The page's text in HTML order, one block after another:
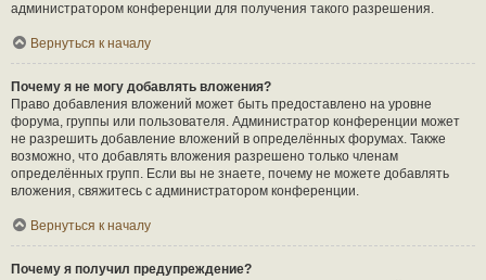
администратором конференции для получения такого разрешения.
Вернуться к началу
Почему я не могу добавлять вложения?
Право добавления вложений может быть предоставлено на уровне
форума, группы или пользователя. Администратор конференции может
не разрешить добавление вложений в определённых форумах. Также
возможно, что добавлять вложения разрешено только членам
определённых групп. Если вы не знаете, почему не можете добавлять
вложения, свяжитесь с администратором конференции.
Вернуться к началу
Почему я получил предупреждение?